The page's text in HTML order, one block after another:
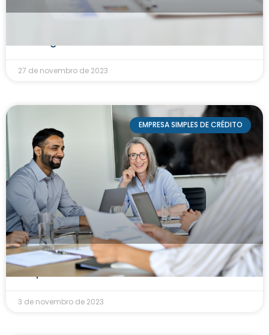
27 de novembro de 2023
EMPRESA SIMPLES DE CRÉDITO
7 dicas para administrar uma ESC – Empresa
Simples de Crédito
3 de novembro de 2023